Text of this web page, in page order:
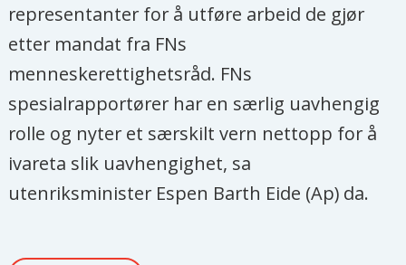
representanter for å utføre arbeid de gjør
etter mandat fra FNs
menneskerettighetsråd. FNs
spesialrapportører har en særlig uavhengig
rolle og nyter et særskilt vern nettopp for å
ivareta slik uavhengighet, sa
utenriksminister Espen Barth Eide (Ap) da.